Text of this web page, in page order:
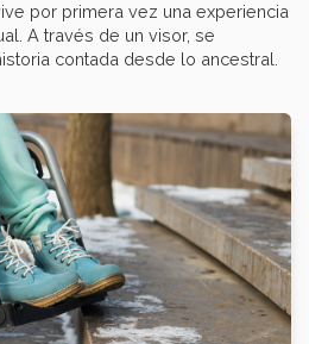
por primera vez una experiencia
A través de un visor, se
contada desde lo ancestral.